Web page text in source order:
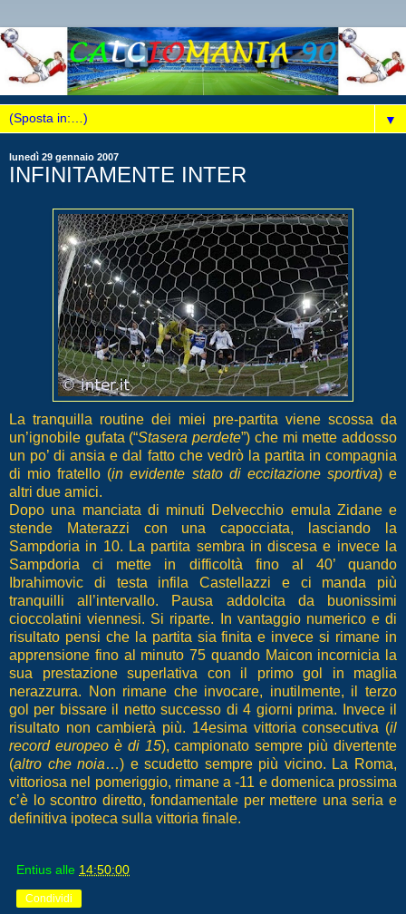
▼
lunedì 29 gennaio 2007
INFINITAMENTE INTER
La tranquilla routine dei miei pre-partita viene scossa da
un’ignobile gufata (“Stasera perdete”) che mi mette addosso
un po’ di ansia e dal fatto che vedrò la partita in compagnia
di mio fratello (in evidente stato di eccitazione sportiva) e
altri due amici.
Dopo una manciata di minuti Delvecchio emula Zidane e
stende Materazzi con una capocciata, lasciando la
Sampdoria in 10. La partita sembra in discesa e invece la
Sampdoria ci mette in difficoltà fino al 40’ quando
Ibrahimovic di testa infila Castellazzi e ci manda più
tranquilli all’intervallo. Pausa addolcita da buonissimi
cioccolatini viennesi. Si riparte. In vantaggio numerico e di
risultato pensi che la partita sia finita e invece si rimane in
apprensione fino al minuto 75 quando Maicon incornicia la
sua prestazione superlativa con il primo gol in maglia
nerazzurra. Non rimane che invocare, inutilmente, il terzo
gol per bissare il netto successo di 4 giorni prima. Invece il
risultato non cambierà più. 14esima vittoria consecutiva (il
record europeo è di 15), campionato sempre più divertente
(altro che noia…) e scudetto sempre più vicino. La Roma,
vittoriosa nel pomeriggio, rimane a -11 e domenica prossima
c’è lo scontro diretto, fondamentale per mettere una seria e
definitiva ipoteca sulla vittoria finale.
Entius alle 14:50:00
Condividi